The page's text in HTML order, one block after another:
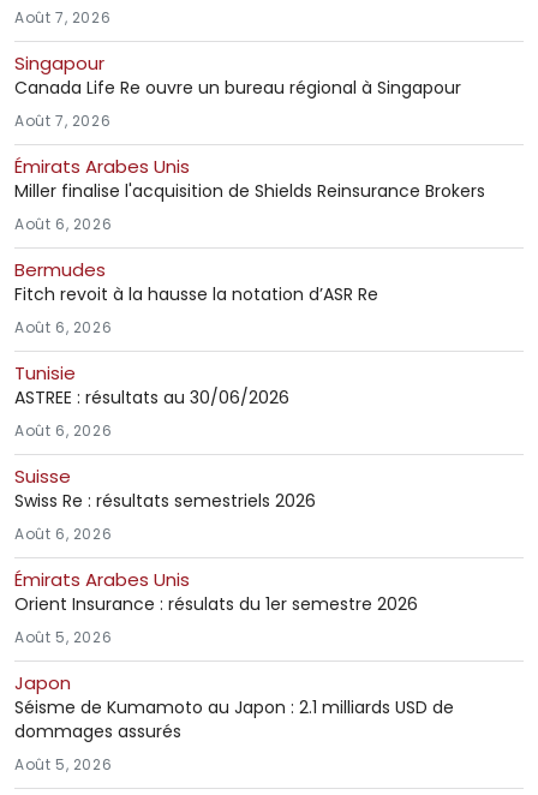
Août 7, 2026
Singapour
Canada Life Re ouvre un bureau régional à Singapour
Août 7, 2026
Émirats Arabes Unis
Miller finalise l'acquisition de Shields Reinsurance Brokers
Août 6, 2026
Bermudes
Fitch revoit à la hausse la notation d’ASR Re
Août 6, 2026
Tunisie
ASTREE : résultats au 30/06/2026
Août 6, 2026
Suisse
Swiss Re : résultats semestriels 2026
Août 6, 2026
Émirats Arabes Unis
Orient Insurance : résulats du 1er semestre 2026
Août 5, 2026
Japon
Séisme de Kumamoto au Japon : 2.1 milliards USD de
dommages assurés
Août 5, 2026